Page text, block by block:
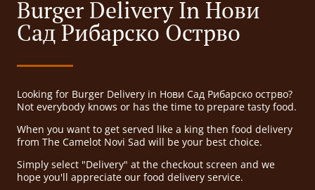
Burger Delivery In Нови
Сад Рибарско Острво
Looking for Burger Delivery in Нови Сад Рибарско острво?
Not everybody knows or has the time to prepare tasty food.
When you want to get served like a king then food delivery
from The Camelot Novi Sad will be your best choice.
Simply select "Delivery" at the checkout screen and we
hope you'll appreciate our food delivery service.